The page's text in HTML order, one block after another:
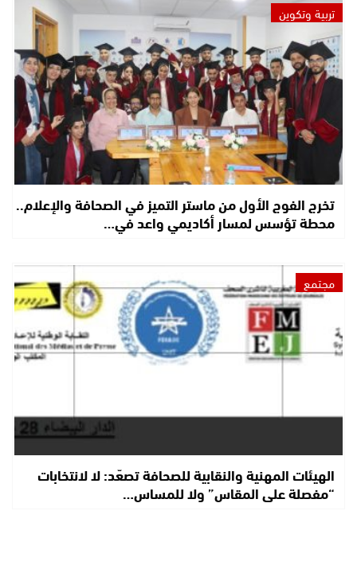
تربية وتكوين
تخرج الفوج الأول من ماستر التميز في الصحافة والإعلام..
محطة تؤسس لمسار أكاديمي واعد في…
مجتمع
الهيئات المهنية والنقابية للصحافة تصعّد: لا لانتخابات
“مفصلة على المقاس” ولا للمساس…